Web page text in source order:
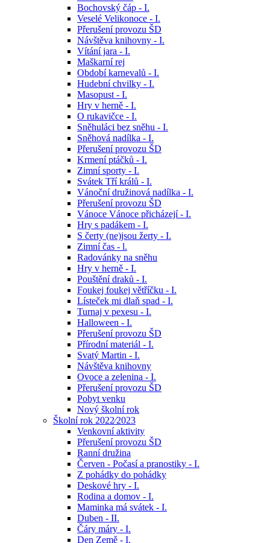
Bochovský čáp - I.
Veselé Velikonoce - I.
Přerušení provozu ŠD
Návštěva knihovny - I.
Vítání jara - I.
Maškarní rej
Období karnevalů - I.
Hudební chvilky - I.
Masopust - I.
Hry v herně - I.
O rukavičce - I.
Sněhuláci bez sněhu - I.
Sněhová nadílka - I.
Přerušení provozu ŠD
Krmení ptáčků - I.
Zimní sporty - I.
Svátek Tří králů - I.
Vánoční družinová nadílka - I.
Přerušení provozu ŠD
Vánoce Vánoce přicházejí - I.
Hry s padákem - I.
S čerty (ne)jsou žerty - I.
Zimní čas - l.
Radovánky na sněhu
Hry v herně - I.
Pouštění draků - I.
Foukej foukej větříčku - I.
Lísteček mi dlaň spad - I.
Turnaj v pexesu - I.
Halloween - I.
Přerušení provozu ŠD
Přírodní materiál - I.
Svatý Martin - I.
Návštěva knihovny
Ovoce a zelenina - I.
Přerušení provozu ŠD
Pobyt venku
Nový školní rok
Školní rok 2022⁄2023
Venkovní aktivity
Přerušení provozu ŠD
Ranní družina
Červen - Počasí a pranostiky - I.
Z pohádky do pohádky
Deskové hry - I.
Rodina a domov - I.
Maminka má svátek - I.
Duben - II.
Čáry máry - I.
Den Země - I.